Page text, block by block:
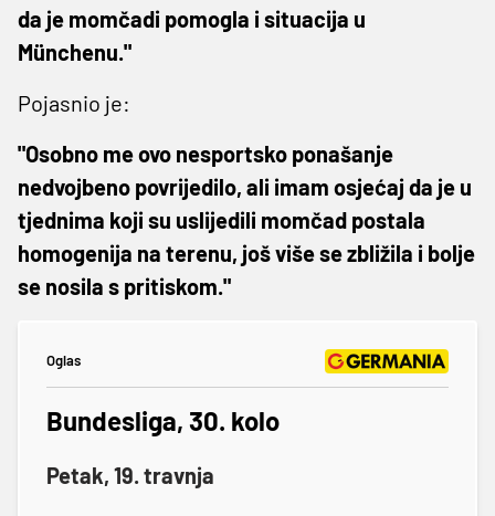
da je momčadi pomogla i situacija u
Münchenu."
Pojasnio je:
"Osobno me ovo nesportsko ponašanje
nedvojbeno povrijedilo, ali imam osjećaj da je u
tjednima koji su uslijedili momčad postala
homogenija na terenu, još više se zbližila i bolje
se nosila s pritiskom."
Oglas
Bundesliga, 30. kolo
Petak, 19. travnja